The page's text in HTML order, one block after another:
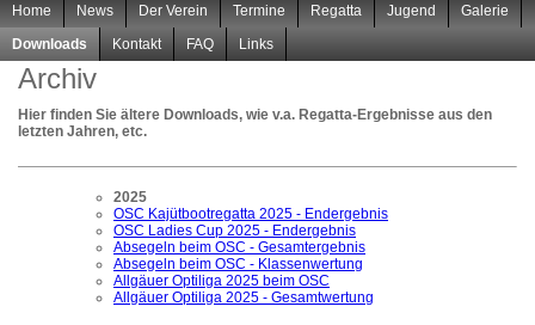
Navigation
überspringen
Home News Der Verein Termine Regatta Jugend
Galerie
Downloads
Kontakt FAQ Links
Archiv
Hier finden Sie ältere Downloads, wie v.a. Regatta-Ergebnisse aus den
letzten Jahren, etc.
2025
OSC Kajütbootregatta 2025 - Endergebnis
OSC Ladies Cup 2025 - Endergebnis
Absegeln beim OSC - Gesamtergebnis
Absegeln beim OSC - Klassenwertung
Allgäuer Optiliga 2025 beim OSC
Allgäuer Optiliga 2025 - Gesamtwertung